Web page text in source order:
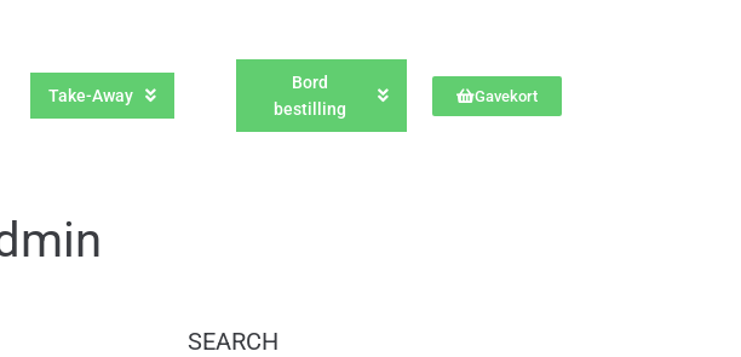
Take-Away
Bord
bestilling
Gavekort
SEARCH